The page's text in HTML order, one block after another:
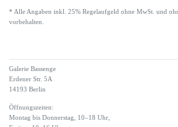
* Alle Angaben inkl. 25% Regelaufgeld ohne MwSt. und
vorbehalten.
Galerie Bassenge
Erdener Str. 5A
14193 Berlin
Öffnungszeiten:
Montag bis Donnerstag, 10–18 Uhr,